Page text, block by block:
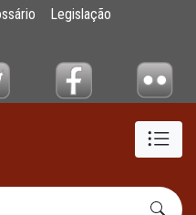
sobre tráfico de
Legislação